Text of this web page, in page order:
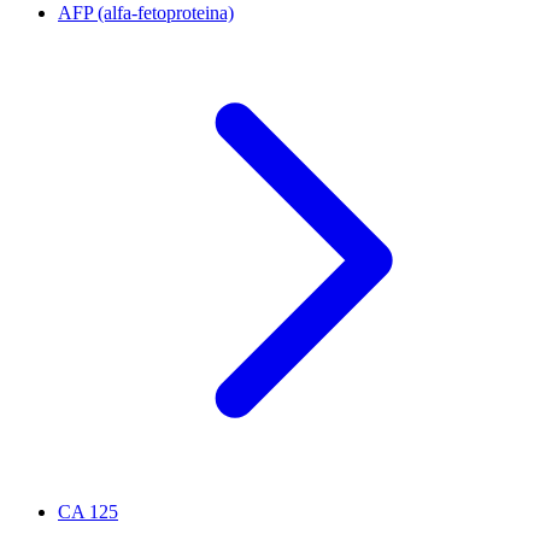
AFP (alfa-fetoproteina)
CA 125